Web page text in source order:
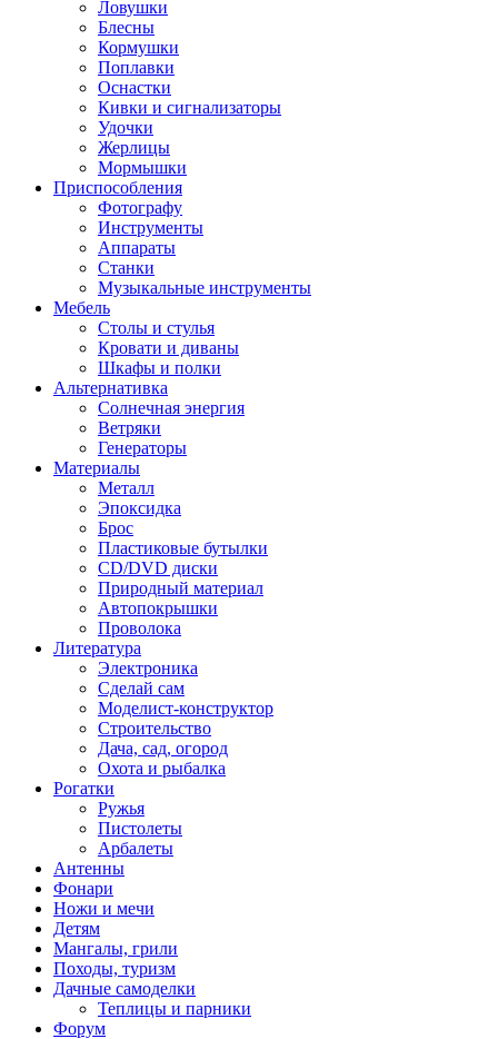
Ловушки
Блесны
Кормушки
Поплавки
Оснастки
Кивки и сигнализаторы
Удочки
Жерлицы
Мормышки
Приспособления
Фотографу
Инструменты
Аппараты
Станки
Музыкальные инструменты
Мебель
Столы и стулья
Кровати и диваны
Шкафы и полки
Альтернативка
Солнечная энергия
Ветряки
Генераторы
Материалы
Металл
Эпоксидка
Брос
Пластиковые бутылки
CD/DVD диски
Природный материал
Автопокрышки
Проволока
Литература
Электроника
Сделай сам
Моделист-конструктор
Строительство
Дача, сад, огород
Охота и рыбалка
Рогатки
Ружья
Пистолеты
Арбалеты
Антенны
Фонари
Ножи и мечи
Детям
Мангалы, грили
Походы, туризм
Дачные самоделки
Теплицы и парники
Форум